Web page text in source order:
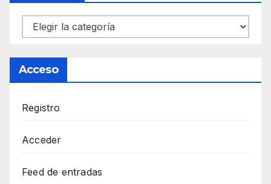
Categorías
Acceso
Registro
Acceder
Feed de entradas